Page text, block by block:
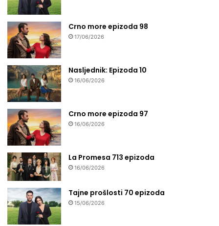
Crno more epizoda 98
17/06/2026
Nasljednik: Epizoda 10
16/06/2026
Crno more epizoda 97
16/06/2026
La Promesa 713 epizoda
16/06/2026
Tajne prošlosti 70 epizoda
15/06/2026